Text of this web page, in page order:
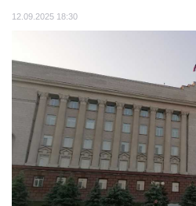
12.09.2025 18:30